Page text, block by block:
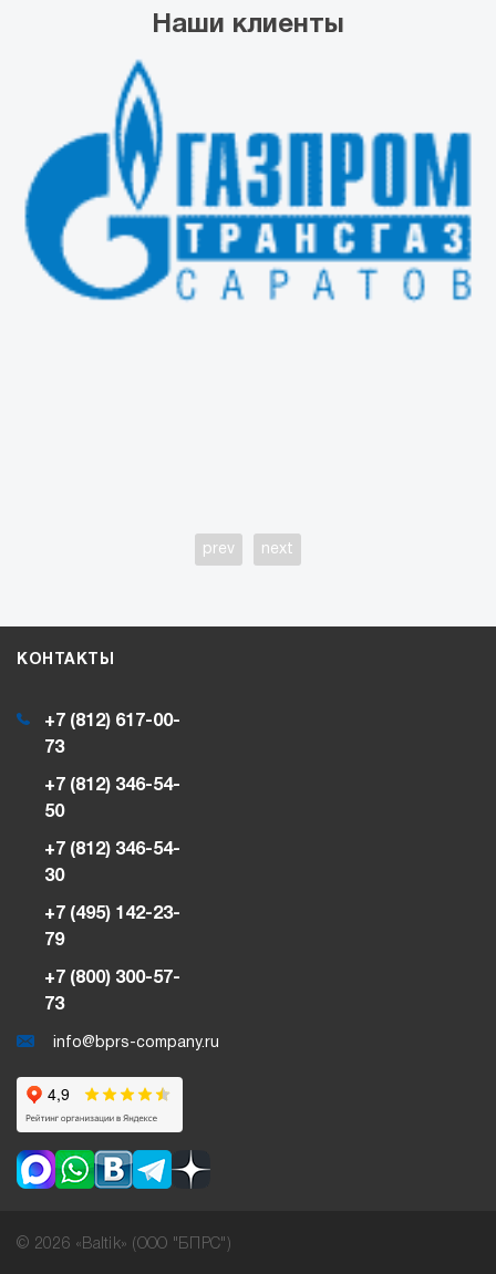
Наши клиенты
prev next
КОНТАКТЫ
+7 (812) 617-00-
73
+7 (812) 346-54-
50
+7 (812) 346-54-
30
+7 (495) 142-23-
79
+7 (800) 300-57-
73
info@bprs-company.ru
© 2026 «Baltik» (ООО "БПРС")